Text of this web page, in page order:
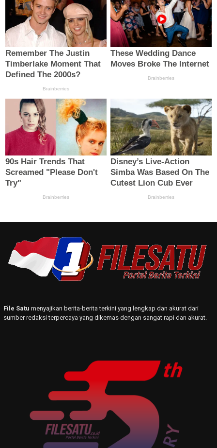
File Satu menyajikan berita-berita terkini yang lengkap dan akurat dari
sumber redaksi terpercaya yang dikemas dengan sangat rapi dan akurat.